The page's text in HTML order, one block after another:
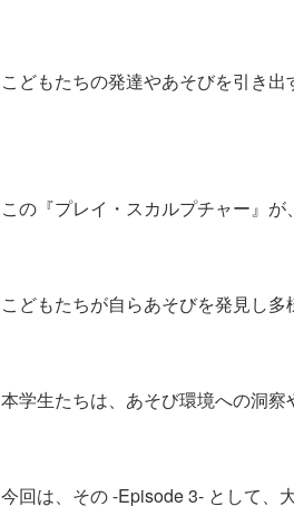
こどもたちの発達やあそびを引き
この『プレイ・スカルプチャー』が
こどもたちが自らあそびを発見し多
本学生たちは、あそび環境への洞察
今回は、その -Episode 3- として、